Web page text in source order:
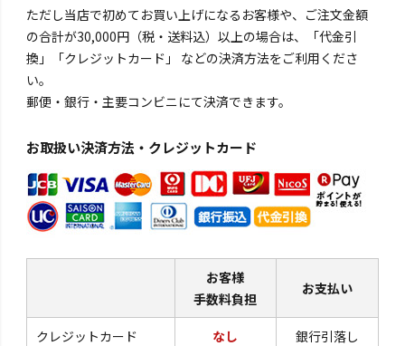
ただし当店で初めてお買い上げになるお客様や、ご注文金額
の合計が30,000円（税・送料込）以上の場合は、「代金引
換」「クレジットカード」 などの決済方法をご利用くださ
い。
郵便・銀行・主要コンビニにて決済できます。
お取扱い決済方法・クレジットカード
お客様
手数料負担
お支払い
クレジットカード なし 銀行引落し